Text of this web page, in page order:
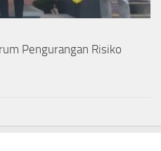
Pengurangan Risiko